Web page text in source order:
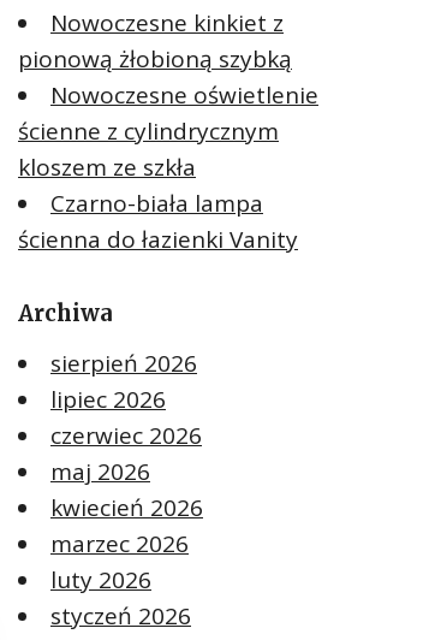
Nowoczesne kinkiet z
pionową żłobioną szybką
Nowoczesne oświetlenie
ścienne z cylindrycznym
kloszem ze szkła
Czarno-biała lampa
ścienna do łazienki Vanity
Archiwa
sierpień 2026
lipiec 2026
czerwiec 2026
maj 2026
kwiecień 2026
marzec 2026
luty 2026
styczeń 2026